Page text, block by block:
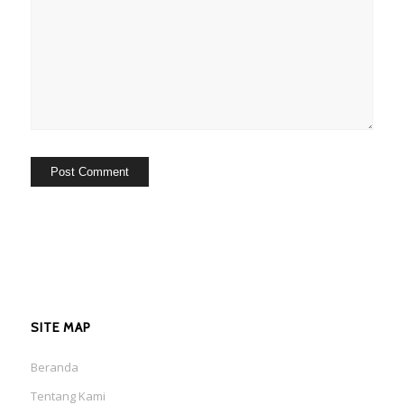
SITE MAP
Beranda
Tentang Kami